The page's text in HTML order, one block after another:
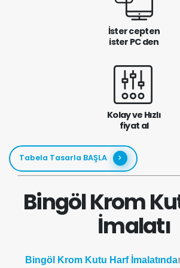
İster cepten
ister PC den
Kolay ve Hızlı
fiyat al
Tabela Tasarla BAŞLA
Bingöl Krom
İmalatı
Bingöl Krom Kutu Harf İmalatında